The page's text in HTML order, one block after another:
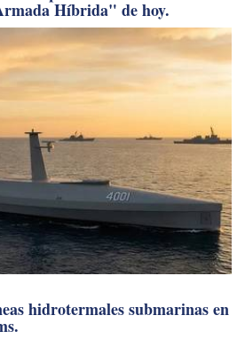
Híbrida" de hoy.
hidrotermales submarinas en